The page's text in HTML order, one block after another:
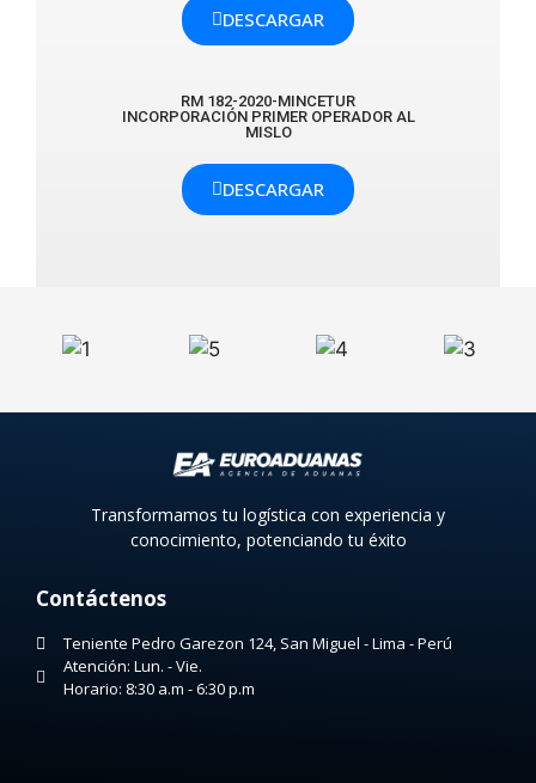
DESCARGAR
RM 182-2020-MINCETUR
INCORPORACIÓN PRIMER OPERADOR AL
MISLO
DESCARGAR
Transformamos tu logística con experiencia y
conocimiento, potenciando tu éxito
Contáctenos
Teniente Pedro Garezon 124, San Miguel - Lima - Perú
Atención: Lun. - Vie.
Horario: 8:30 a.m - 6:30 p.m